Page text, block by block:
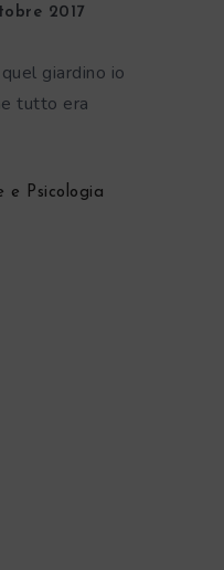
2017
giardino io
tutto era
e Psicologia